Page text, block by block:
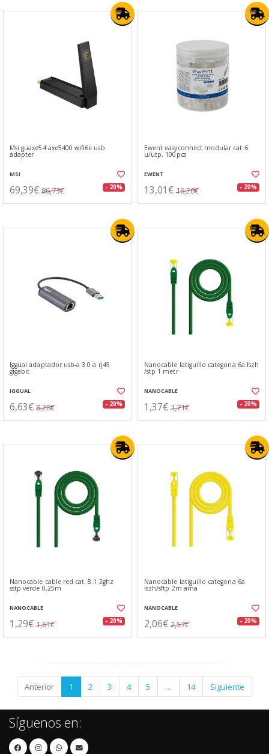
Msi guaxe54 axe5400 wifi6e usb
adapter
MSI
69,39€ 86,73€ - 20%
Ewent easyconnect modular cat 6
u/utp, 100pcs
EWENT
13,01€ 16,26€ - 20%
Iggual adaptador usb-a 3.0 a rj45
gigabit
IGGUAL
6,63€ 8,28€ - 20%
Nanocable latiguillo categoria 6a lszh
/stp 1 metr
NANOCABLE
1,37€ 1,71€ - 20%
Nanocable cable red cat. 8.1 2ghz
sstp verde 0,25m
NANOCABLE
1,29€ 1,61€ - 20%
Nanocable latiguillo categoria 6a
lszh/sftp 2m ama
NANOCABLE
2,06€ 2,57€ - 20%
Anterior 1 2 3 4 5 … 14 Siguiente
Síguenos en: